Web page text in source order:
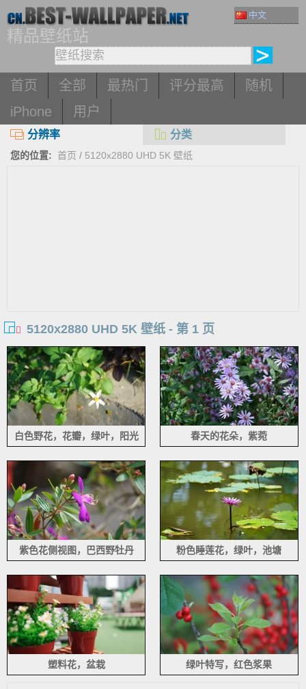
中文
精品壁纸站
首页 全部 最热门 评分最高
随机
iPhone
用户
分辨率 分类
您的位置: 首页 / 5120x2880 UHD 5K 壁纸
5120x2880 UHD 5K 壁纸 - 第 1 页
白色野花，花瓣，绿叶，阳光 春天的花朵，紫菀
紫色花侧视图，巴西野牡丹 粉色睡莲花，绿叶，池塘
塑料花，盆栽 绿叶特写，红色浆果